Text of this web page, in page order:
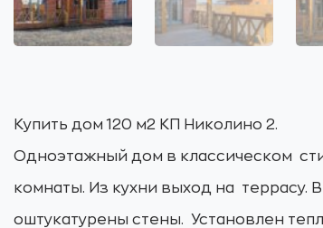
Купить дом 120 м2 КП Николино 2.
Одноэтажный дом в классическом
комнаты. Из кухни выход на террасу.
оштукатурены стены. Установлен